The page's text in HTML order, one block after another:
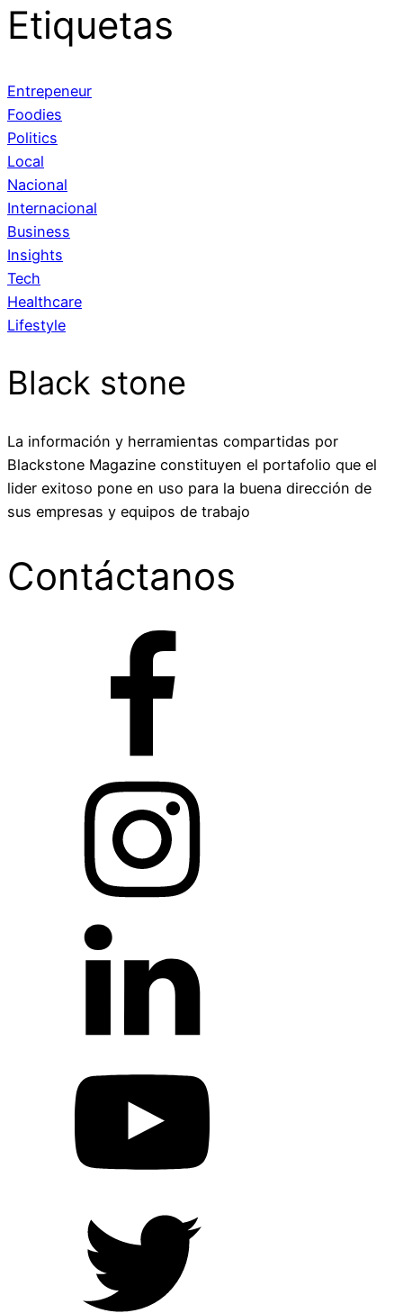
Etiquetas
Entrepeneur
Foodies
Politics
Local
Nacional
Internacional
Business
Insights
Tech
Healthcare
Lifestyle
Black stone
La información y herramientas compartidas por
Blackstone Magazine constituyen el portafolio que el
lider exitoso pone en uso para la buena dirección de
sus empresas y equipos de trabajo
Contáctanos